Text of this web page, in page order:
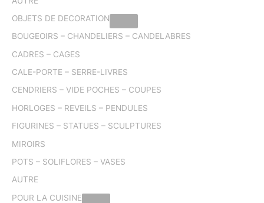
OBJETS DE DECORATION
BOUGEOIRS – CHANDELIERS – CANDELABRES
CADRES – CAGES
CALE-PORTE – SERRE-LIVRES
CENDRIERS – VIDE POCHES – COUPES
HORLOGES – REVEILS – PENDULES
FIGURINES – STATUES – SCULPTURES
MIROIRS
POTS – SOLIFLORES – VASES
AUTRE
POUR LA CUISINE